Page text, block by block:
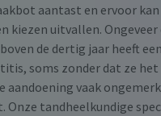
aantast en ervoor
kiezen uitvallen. Ongeveer
de dertig jaar heeft
soms zonder dat ze
aandoening vaak
Onze tandheelkundige